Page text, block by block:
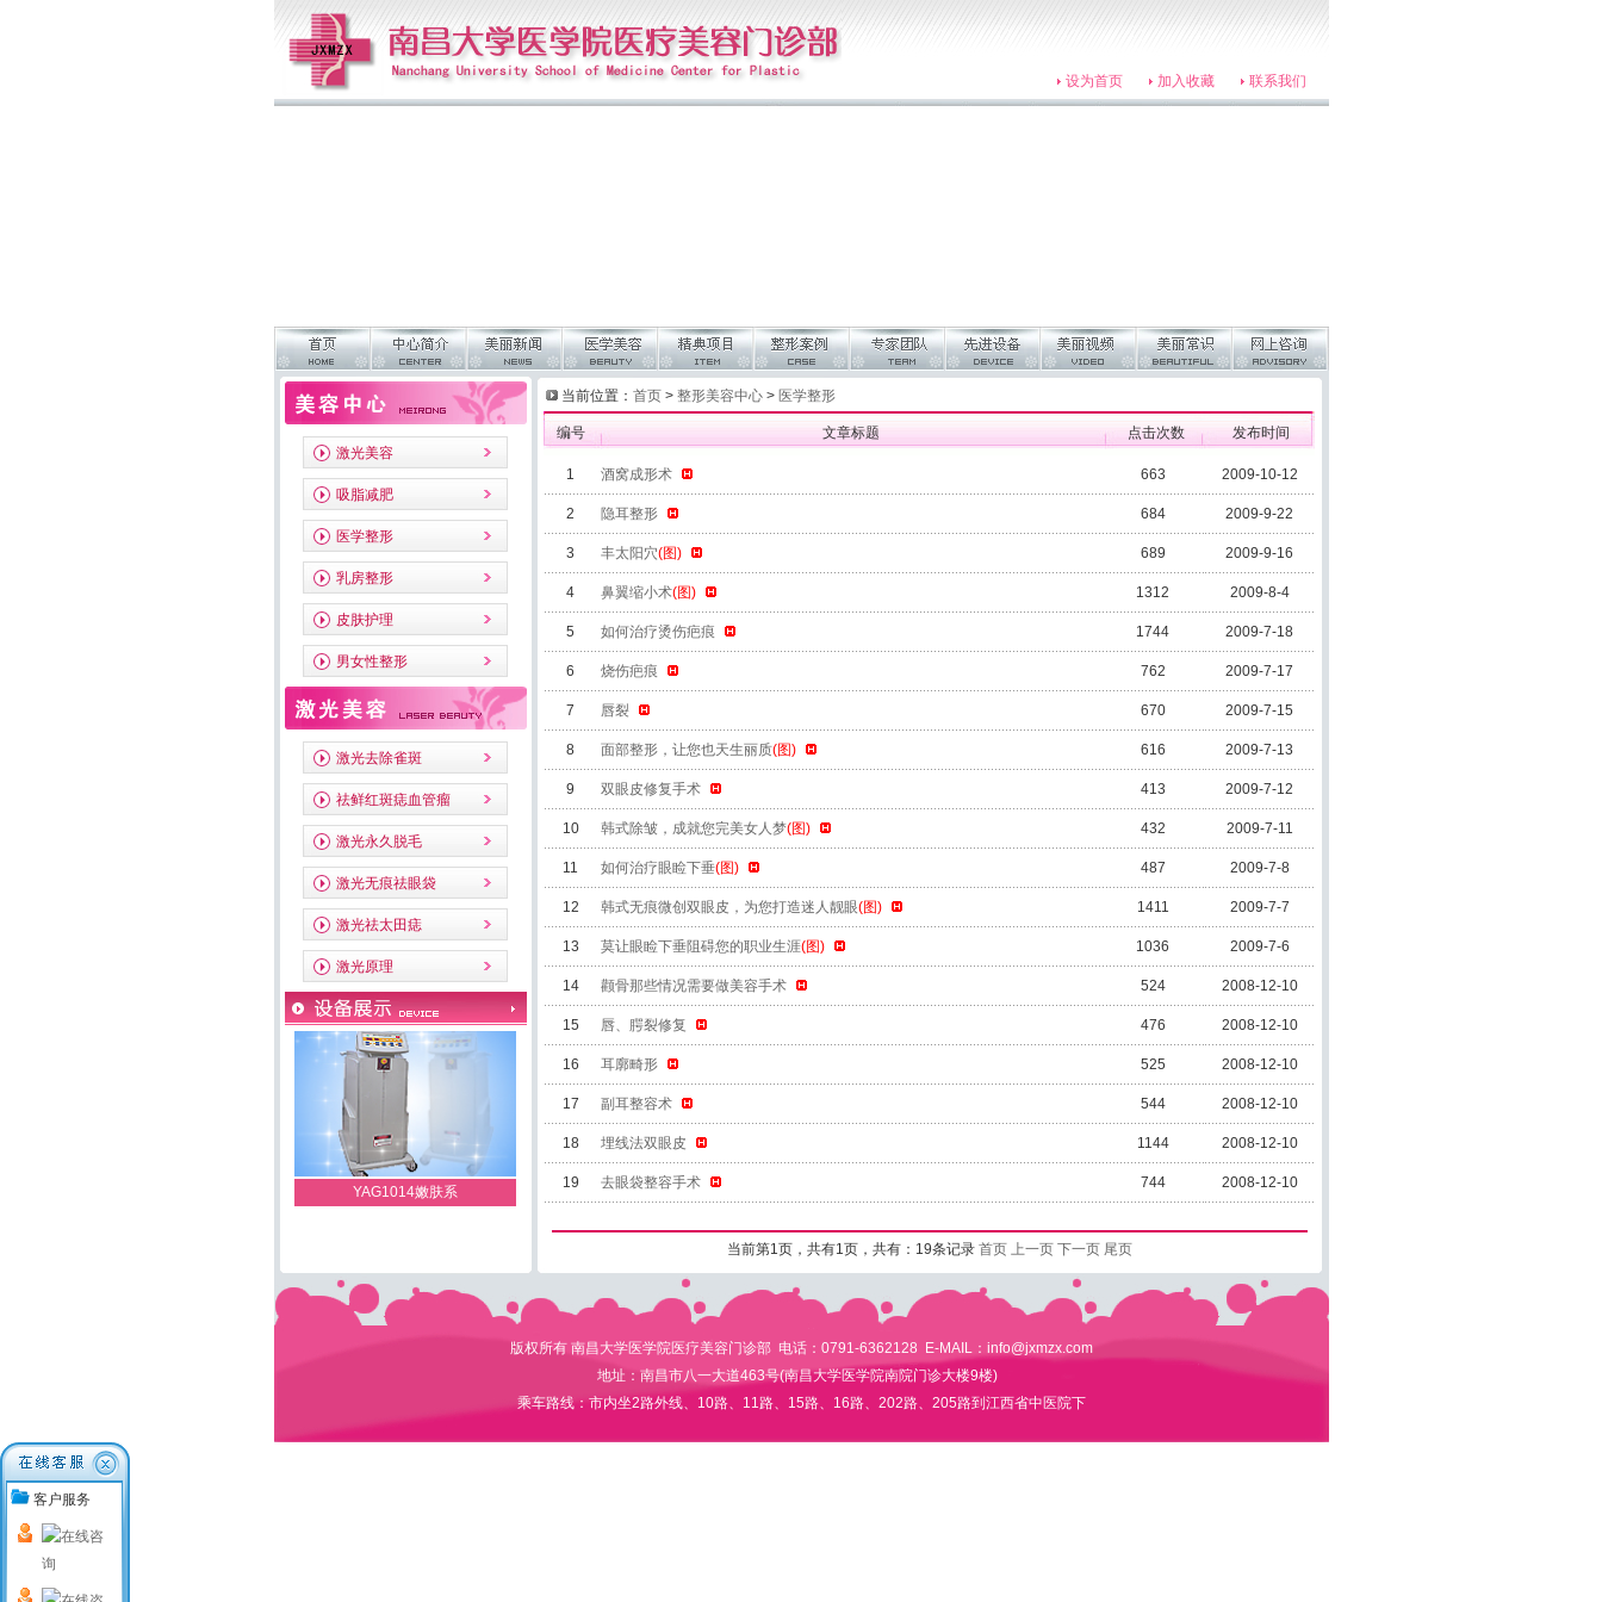
设为首页 加入收藏 联系我们
激光美容
吸脂减肥
医学整形
乳房整形
皮肤护理
男女性整形
激光去除雀斑
祛鲜红斑痣血管瘤
激光永久脱毛
激光无痕祛眼袋
激光祛太田痣
激光原理
Orion K79/
IPL激光脱毛系统
CQ2激光治疗系统
激光美容
YAG1014嫩肤系
当前位置： 首页> 整形美容中心> 医学整形
编号 文章标题 点击次数 发布时间
1 酒窝成形术 663 2009-10-12
2 隐耳整形 684 2009-9-22
3 丰太阳穴(图) 689 2009-9-16
4 鼻翼缩小术(图) 1312 2009-8-4
5 如何治疗烫伤疤痕 1744 2009-7-18
6 烧伤疤痕 762 2009-7-17
7 唇裂 670 2009-7-15
8 面部整形，让您也天生丽质(图) 616 2009-7-13
9 双眼皮修复手术 413 2009-7-12
10 韩式除皱，成就您完美女人梦(图) 432 2009-7-11
11 如何治疗眼睑下垂(图) 487 2009-7-8
12 韩式无痕微创双眼皮，为您打造迷人靓眼(图) 1411 2009-7-7
13 莫让眼睑下垂阻碍您的职业生涯(图) 1036 2009-7-6
14 颧骨那些情况需要做美容手术 524 2008-12-10
15 唇、腭裂修复 476 2008-12-10
16 耳廓畸形 525 2008-12-10
17 副耳整容术 544 2008-12-10
18 埋线法双眼皮 1144 2008-12-10
19 去眼袋整容手术 744 2008-12-10
当前第1页，共有1页，共有：19条记录 首页 上一页 下一页 尾页
版权所有 南昌大学医学院医疗美容门诊部 电话：0791-6362128 E-MAIL： info@jxmzx.com
地址：南昌市八一大道463号(南昌大学医学院南院门诊大楼9楼)
乘车路线：市内坐2路外线、10路、11路、15路、16路、202路、205路到江西省中医院下
客户服务